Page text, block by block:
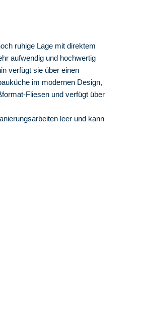
ruhige Lage mit direktem
aufwendig und hochwertig
verfügt sie über einen
im modernen Design,
Fliesen und verfügt über
leer und kann